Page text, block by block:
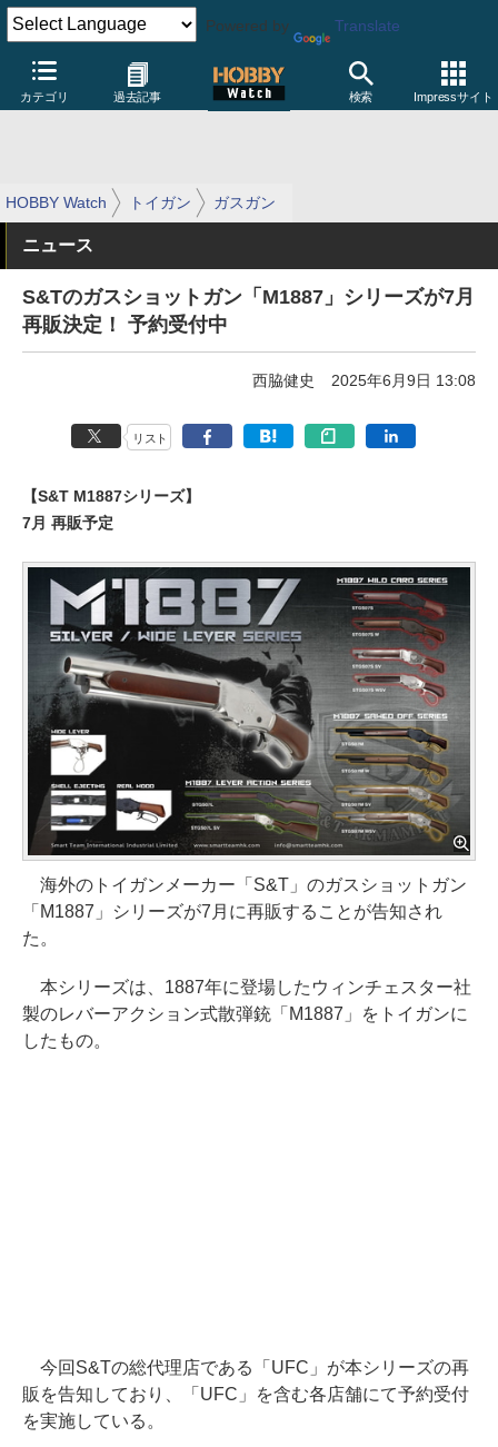
Powered by Translate
カテゴリ 過去記事 検索 Impressサイト
HOBBY Watch トイガン ガスガン
ニュース
S&Tのガスショットガン「M1887」シリーズが7月
再販決定！ 予約受付中
西脇健史 2025年6月9日 13:08
リスト
【S&T M1887シリーズ】
7月 再販予定
海外のトイガンメーカー「S&T」のガスショットガン
「M1887」シリーズが7月に再販することが告知され
た。
本シリーズは、1887年に登場したウィンチェスター社
製のレバーアクション式散弾銃「M1887」をトイガンに
したもの。
今回S&Tの総代理店である「UFC」が本シリーズの再
販を告知しており、「UFC」を含む各店舗にて予約受付
を実施している。